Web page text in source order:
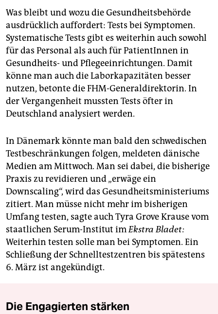
Was bleibt und wozu die Gesundheitsbehörde
ausdrücklich auffordert: Tests bei Symptomen.
Systematische Tests gibt es weiterhin auch sowohl
für das Personal als auch für PatientInnen in
Gesundheits- und Pflegeeinrichtungen. Damit
könne man auch die Laborkapazitäten besser
nutzen, betonte die FHM-Generaldirektorin. In
der Vergangenheit mussten Tests öfter in
Deutschland analysiert werden.
In Dänemark könnte man bald den schwedischen
Testbeschränkungen folgen, meldeten dänische
Medien am Mittwoch. Man sei dabei, die bisherige
Praxis zu revidieren und „erwäge ein
Downscaling“, wird das Gesundheitsministeriums
zitiert. Man müsse nicht mehr im bisherigen
Umfang testen, sagte auch Tyra Grove Krause vom
staatlichen Serum-Institut imEkstra Bladet:
Weiterhin testen solle man bei Symptomen. Ein
Schließung der Schnelltestzentren bis spätestens
6. März ist angekündigt.
Die Engagierten stärken